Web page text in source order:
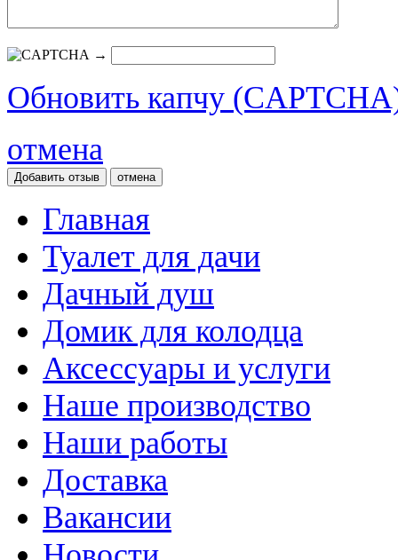
→
Обновить капчу
отмена
отмена
Главная
Туалет для дачи
Дачный душ
Домик для колодца
Аксессуары и услуги
Наше производство
Наши работы
Доставка
Вакансии